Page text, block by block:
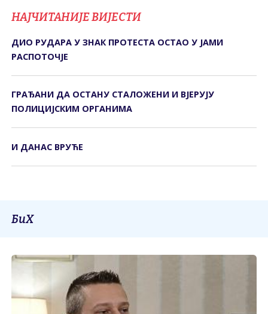
НАЈЧИТАНИЈЕ ВИЈЕСТИ
ДИО РУДАРА У ЗНАК ПРОТЕСТА ОСТАО У ЈАМИ
РАСПОТОЧЈЕ
ГРАЂАНИ ДА ОСТАНУ СТАЛОЖЕНИ И ВЈЕРУЈУ
ПОЛИЦИЈСКИМ ОРГАНИМА
И ДАНАС ВРУЋЕ
БиХ